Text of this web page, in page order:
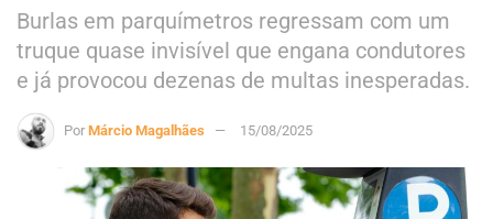
Burlas em parquímetros regressam com um
truque quase invisível que engana condutores
e já provocou dezenas de multas inesperadas.
Por Márcio Magalhães 15/08/2025